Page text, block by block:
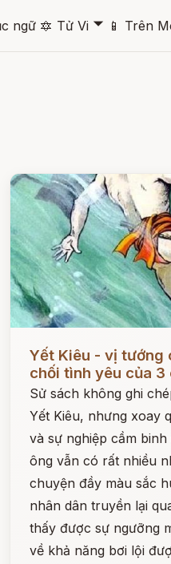
ngữ 🔯 Tử Vi 🞃 📱 Trên
Đọc ngay
Yết Kiêu - vị tướng
chối tình yêu của
Sử sách không ghi
Yết Kiêu, nhưng xoay
và sự nghiệp cầm binh
ông vẫn có rất nhiều
chuyện đầy màu sắc
nhân dân truyền lại
thấy được sự ngưỡng
về khả năng bơi lội